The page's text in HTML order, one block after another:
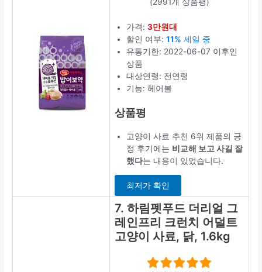
가격:3만원대
할인 여부:11% 세일 중
유통기한: 2022-06-07 이후인
상품
대상연령: 전연령
기능: 헤어볼
상품평
고양이 사료 추천 6위 제품의 긍
정 후기에는 비교해 보고 사길 잘
했다는 내용이 있었습니다.
최저가 확인
7. 하림펫푸드 더리얼 그
레인프리 크런치 어덜트
고양이 사료, 닭, 1.6kg